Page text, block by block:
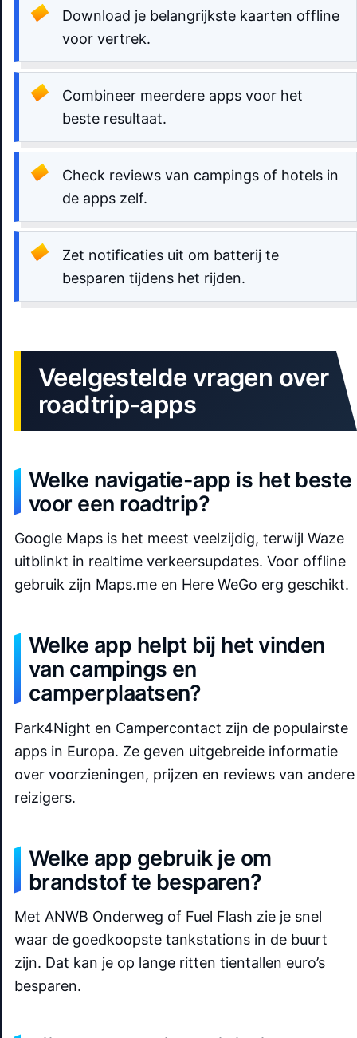
Download je belangrijkste kaarten offline
voor vertrek.
Combineer meerdere apps voor het
beste resultaat.
Check reviews van campings of hotels in
de apps zelf.
Zet notificaties uit om batterij te
besparen tijdens het rijden.
Veelgestelde vragen over
roadtrip-apps
Welke navigatie-app is het beste
voor een roadtrip?
Google Maps is het meest veelzijdig, terwijl Waze
uitblinkt in realtime verkeersupdates. Voor offline
gebruik zijn Maps.me en Here WeGo erg geschikt.
Welke app helpt bij het vinden
van campings en
camperplaatsen?
Park4Night en Campercontact zijn de populairste
apps in Europa. Ze geven uitgebreide informatie
over voorzieningen, prijzen en reviews van andere
reizigers.
Welke app gebruik je om
brandstof te besparen?
Met ANWB Onderweg of Fuel Flash zie je snel
waar de goedkoopste tankstations in de buurt
zijn. Dat kan je op lange ritten tientallen euro’s
besparen.